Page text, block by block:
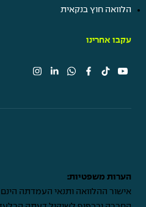
הלוואה חוץ בנקאית
עקבו אחרינו
הערות משפטיות:
אישור ההלוואה ותנאי העמדתה